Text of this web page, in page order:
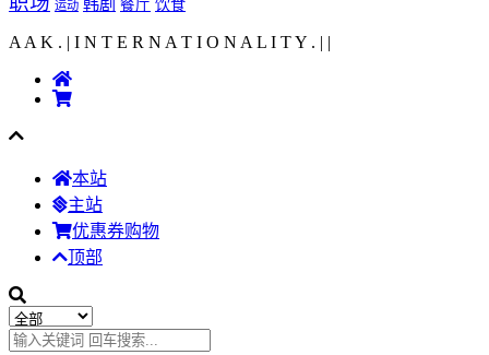
运动 韩剧 餐厅 饮食
A A K . | I N T E R N A T I O N A L I T Y . | |
本站
主站
优惠券购物
顶部